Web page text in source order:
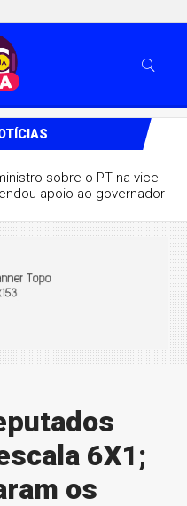
sobre o PT na vice
apoio ao governador
6X1;
os